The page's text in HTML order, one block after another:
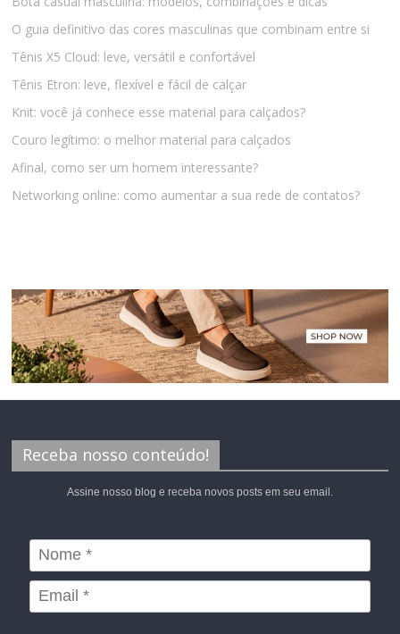
O guia definitivo das cores masculinas que combinam entre si
Tênis X5 Cloud: leve, versátil e confortável
Tênis Etron: leve, flexível e fácil de calçar
Knit: você já conhece esse material para calçados?
Couro legítimo: o melhor material para calçados
Afinal, como ser um homem interessante?
Networking online: como aumentar a sua rede de contatos?
Receba nosso conteúdo!
Assine nosso blog e receba novos posts em seu email.